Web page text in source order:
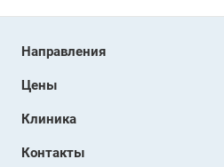
Направления
Цены
Клиника
Контакты